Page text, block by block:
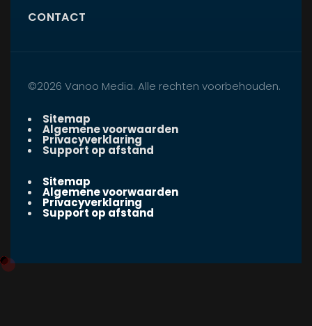
CONTACT
©2026 Vanoo Media. Alle rechten voorbehouden.
Sitemap
Algemene voorwaarden
Privacyverklaring
Support op afstand
Sitemap
Algemene voorwaarden
Privacyverklaring
Support op afstand